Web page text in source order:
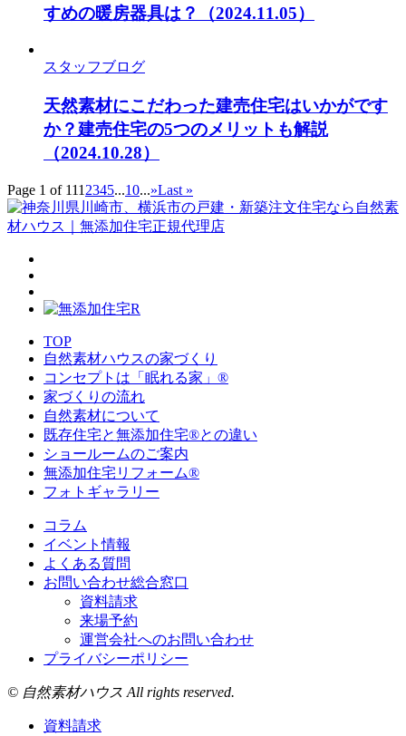
すめの暖房器具は？
（2024.11.05）
スタッフブログ
天然素材にこだわった建売住宅はいかがです
か？建売住宅の5つのメリットも解説
（2024.10.28）
Page 1 of 111 2345...10...»Last »
TOP
自然素材ハウスの家づくり
コンセプトは「眠れる家」®
家づくりの流れ
自然素材について
既存住宅と無添加住宅®との違い
ショールームのご案内
無添加住宅リフォーム®
フォトギャラリー
コラム
イベント情報
よくある質問
お問い合わせ総合窓口
資料請求
来場予約
運営会社へのお問い合わせ
プライバシーポリシー
© 自然素材ハウス All rights reserved.
資料請求